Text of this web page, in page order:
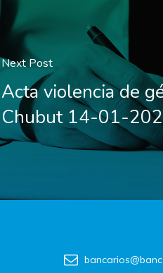
Next Post
Acta violencia de
Chubut 14-01-